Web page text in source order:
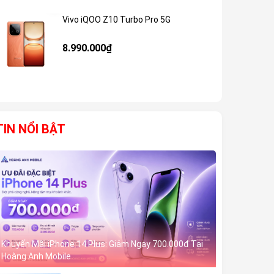
Vivo iQOO Z10 Turbo Pro 5G
8.990.000₫
NỔI BẬT
Khuyến Mãi iPhone 14 Plus: Giảm Ngay 700.000đ Tại
Hoàng Anh Mobile